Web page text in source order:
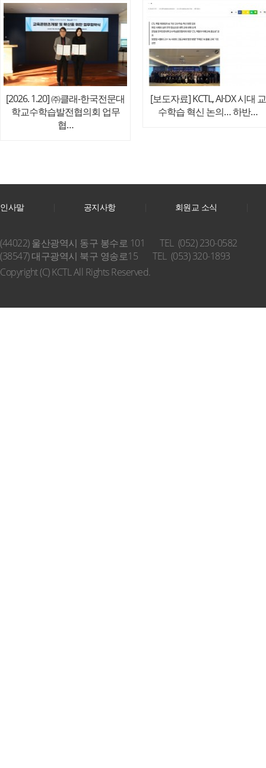
[2026. 1.20] ㈜클래-한국전문대
학교수학습발전협의회 업무
협…
[보도자료] KCTL, AI·DX 시대 교
수학습 혁신 논의… 하반…
인사말 공지사항 회원교 소식
(44022) 울산광역시 동구 봉수로 101
TEL (052) 230-0582
(38547) 대구광역시 북구 영송로15
TEL (053) 320-1893
Copyright (C) KCTL All Rights Reserved.